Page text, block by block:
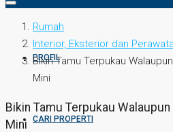
PROFIL
CARI PROPERTI
Rumah
Interior, Eksterior dan
Bikin Tamu Terpukau
Mini
Bikin Tamu Terpukau Walaupun
Mini